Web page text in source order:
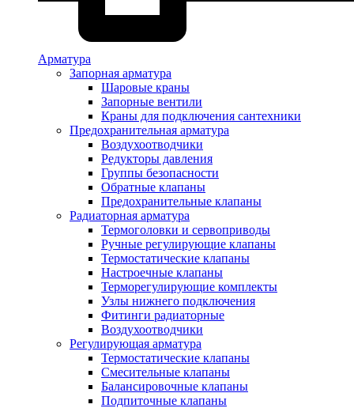
Арматура
Запорная арматура
Шаровые краны
Запорные вентили
Краны для подключения сантехники
Предохранительная арматура
Воздухоотводчики
Редукторы давления
Группы безопасности
Обратные клапаны
Предохранительные клапаны
Радиаторная арматура
Термоголовки и сервоприводы
Ручные регулирующие клапаны
Термостатические клапаны
Настроечные клапаны
Терморегулирующие комплекты
Узлы нижнего подключения
Фитинги радиаторные
Воздухоотводчики
Регулирующая арматура
Термостатические клапаны
Смесительные клапаны
Балансировочные клапаны
Подпиточные клапаны